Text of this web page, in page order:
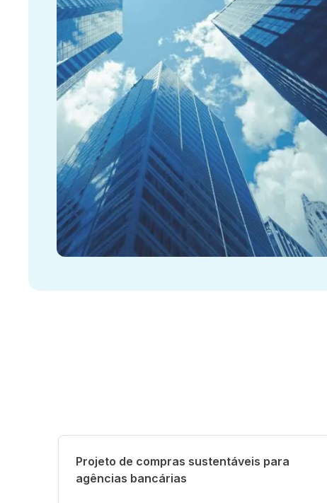
Projeto de compras sustentáveis para
agências bancárias